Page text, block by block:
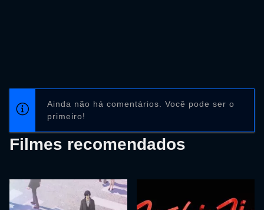
Ainda não há comentários. Você pode ser o
primeiro!
Filmes recomendados